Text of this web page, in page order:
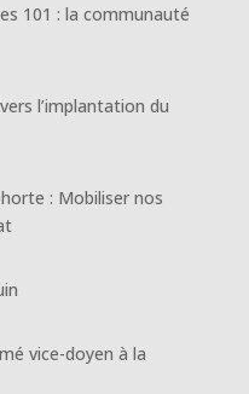
101 : la communauté
l’implantation du
: Mobiliser nos
vice-doyen à la